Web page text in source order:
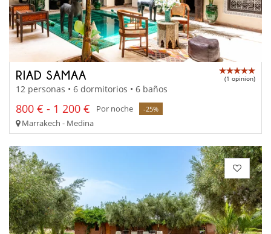
RIAD SAMAA (1 opinion)
12 personas • 6 dormitorios • 6 baños
800 € - 1 200 € Por noche -25%
Marrakech - Medina